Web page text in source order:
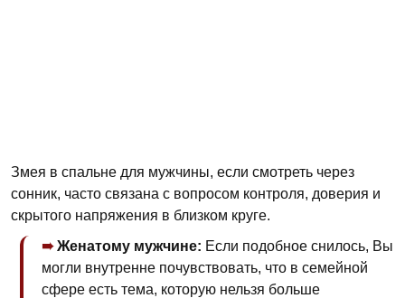
Змея в спальне для мужчины, если смотреть через
сонник, часто связана с вопросом контроля, доверия и
скрытого напряжения в близком круге.
Женатому мужчине: Если подобное снилось, Вы
могли внутренне почувствовать, что в семейной
сфере есть тема, которую нельзя больше